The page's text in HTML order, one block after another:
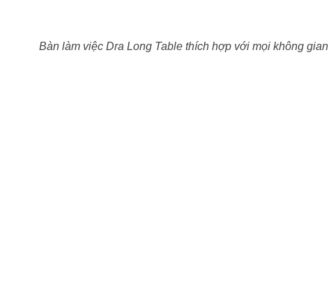
Bàn làm việc Dra Long Table thích hợp với mọi không gian